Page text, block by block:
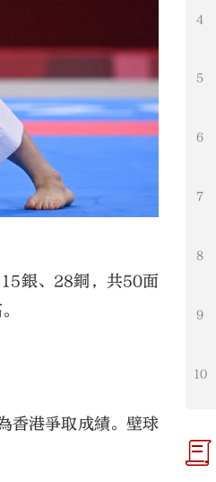
銀、28銅，共50面
香港爭取成績。壁球
4
5
6
7
8
9
10